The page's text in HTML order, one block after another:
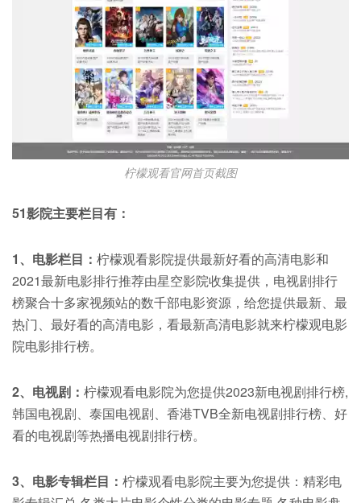
柠檬观看官网首页截图
51影院主要栏目有：
1、电影栏目： 柠檬观看影院提供最新好看的高清电影和
2021最新电影排行推荐由星空影院收集提供，电视剧排行
榜聚合十多家视频站的数千部电影资源，给您提供最新、最
热门、最好看的高清电影，看最新高清电影就来柠檬观电影
院电影排行榜。
2、电视剧： 柠檬观看电影院为您提供2023新电视剧排行榜,
韩国电视剧、泰国电视剧、香港TVB全新电视剧排行榜、好
看的电视剧等热播电视剧排行榜。
3、电影专辑栏目： 柠檬观看电影院主要为您提供：精彩电